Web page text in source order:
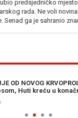
predsjedničko
rada. Ne voli
Senad ga je sahranio
NOVOG
kreću u konačni